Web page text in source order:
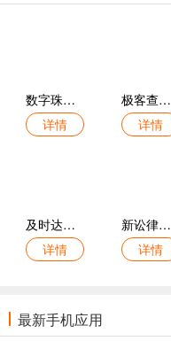
数字珠海最新版
详情
极客查官网版
详情
及时达骑手官网版
详情
新讼律师官方版
详情
最新手机应用